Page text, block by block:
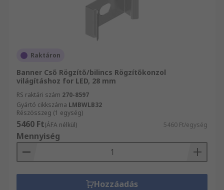
Raktáron
Banner Cső Rögzítő/bilincs Rögzítőkonzol
világításhoz for LED, 28 mm
RS raktári szám 270-8597
Gyártó cikkszáma LMBWLB32
Részösszeg (1 egység)
5460 Ft(ÁFA nélkül) 5460 Ft/egység
Mennyiség
Hozzáadás